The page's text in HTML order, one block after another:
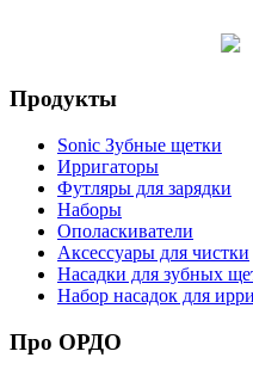
Продукты
Sonic Зубные щетки
Ирригаторы
Футляры для зарядки
Наборы
Ополаскиватели
Аксессуары для чистки
Насадки для зубных
Набор насадок для
Про ОРДО